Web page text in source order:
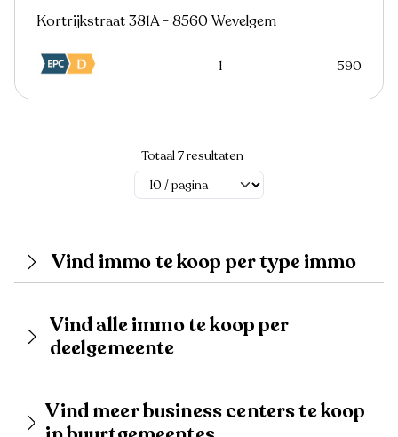
Kortrijkstraat 381A - 8560 Wevelgem
1 590
Totaal 7 resultaten
Vind immo te koop per type immo
Vind alle immo te koop per
deelgemeente
Vind meer business centers te koop